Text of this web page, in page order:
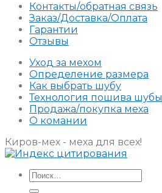
Контакты/обратная связь
Заказ/Доставка/Оплата
Гарантии
Отзывы
Уход за мехом
Определение размера
Как выбрать шубу
Технология пошива шубы
Продажа/покупка меха
О комании
Киров-мех - меха для всех!
Искать: